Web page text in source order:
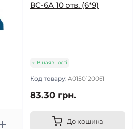
BC-6A 10 отв. (6*9)
В наявності
Код товару: A0150120061
83.30 грн.
До кошика